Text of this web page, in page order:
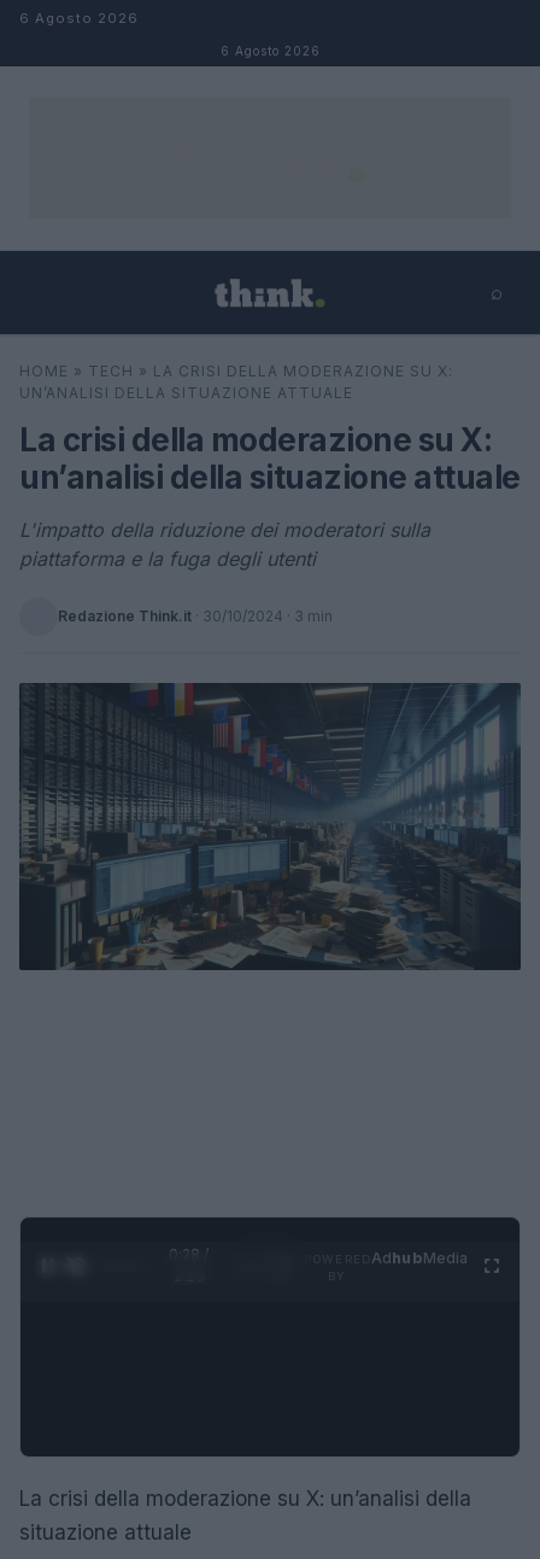
Salta al contenuto
6 Agosto 2026
6 Agosto 2026
⌕
Cerca
HOME » TECH » LA CRISI DELLA MODERAZIONE SU X:
UN’ANALISI DELLA SITUAZIONE ATTUALE
La crisi della moderazione su X:
un’analisi della situazione attuale
L'impatto della riduzione dei moderatori sulla
piattaforma e la fuga degli utenti
Redazione Think.it · 30/10/2024 · 3 min
0:29 /
AdhubMedia
La crisi della moderazione su X: un’analisi della
situazione attuale